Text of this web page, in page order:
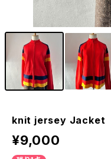
knit jersey Jacket
¥9,000